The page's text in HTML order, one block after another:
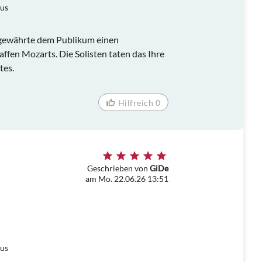
dem Publikum einen
Mozarts. Die Solisten taten das Ihre
Hilfreich 0
Geschrieben von GiDe
am Mo. 22.06.26 13:51